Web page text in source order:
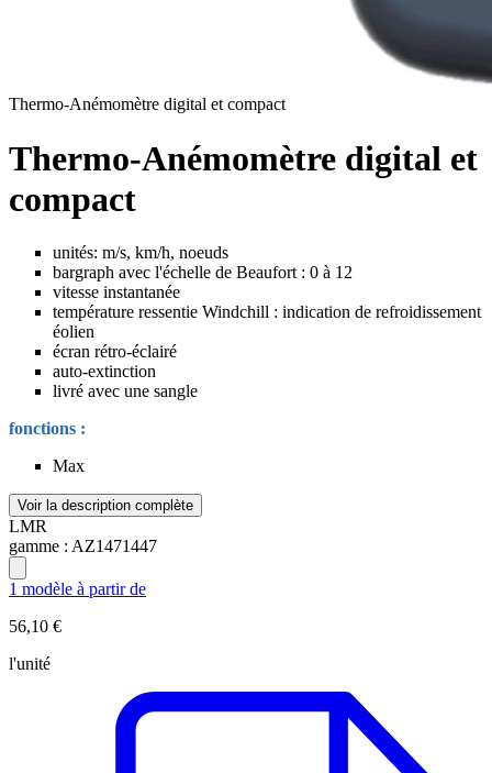
Thermo-Anémomètre digital et compact
Thermo-Anémomètre digital et
compact
unités: m/s, km/h, noeuds
bargraph avec l'échelle de Beaufort : 0 à 12
vitesse instantanée
température ressentie Windchill : indication de refroidissement
éolien
écran rétro-éclairé
auto-extinction
livré avec une sangle
fonctions :
Max
Voir la description complète
LMR
gamme : AZ1471447
1 modèle à partir de
56,10 €
l'unité